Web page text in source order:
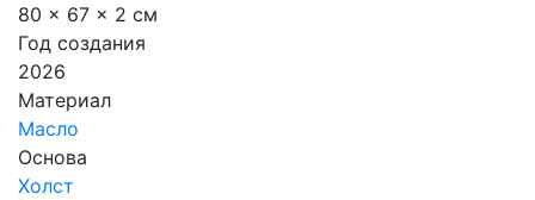
80 x 67 x 2 см
Год создания
2026
Материал
Масло
Основа
Холст